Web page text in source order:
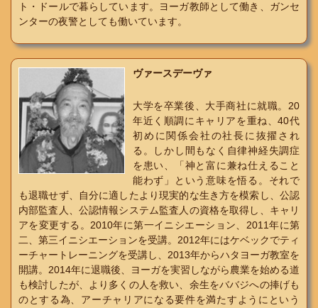
ト・ドールで暮らしています。ヨーガ教師として働き、ガンセ
ンターの夜警としても働いています。
ヴァースデーヴァ
大学を卒業後、大手商社に就職。20
年近く順調にキャリアを重ね、40代
初めに関係会社の社長に抜擢され
る。しかし間もなく自律神経失調症
を患い、「神と富に兼ね仕えること
能わず」という意味を悟る。それで
も退職せず、自分に適したより現実的な生き方を模索し、公認
内部監査人、公認情報システム監査人の資格を取得し、キャリ
アを変更する。2010年に第一イニシエーション、2011年に第
二、第三イニシエーションを受講。2012年にはケベックでティ
ーチャートレーニングを受講し、2013年からハタヨーガ教室を
開講。2014年に退職後、ヨーガを実習しながら農業を始める道
も検討したが、より多くの人を救い、余生をババジへの捧げも
のとする為、アーチャリアになる要件を満たすようにという